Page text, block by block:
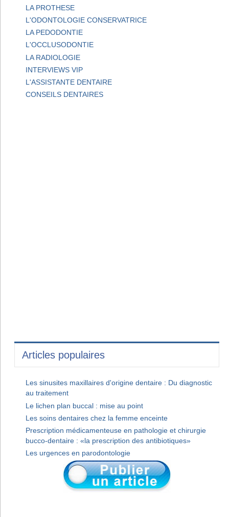
LA PROTHESE
L'ODONTOLOGIE CONSERVATRICE
LA PEDODONTIE
L'OCCLUSODONTIE
LA RADIOLOGIE
INTERVIEWS VIP
L'ASSISTANTE DENTAIRE
CONSEILS DENTAIRES
Articles populaires
Les sinusites maxillaires d'origine dentaire : Du diagnostic
au traitement
Le lichen plan buccal : mise au point
Les soins dentaires chez la femme enceinte
Prescription médicamenteuse en pathologie et chirurgie
bucco-dentaire : «la prescription des antibiotiques»
Les urgences en parodontologie